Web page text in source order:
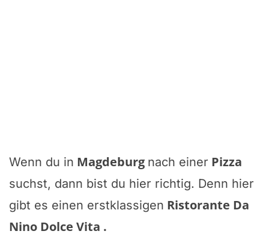
Wenn du in Magdeburg nach einer Pizza
suchst, dann bist du hier richtig. Denn hier
gibt es einen erstklassigen Ristorante Da
Nino Dolce Vita .